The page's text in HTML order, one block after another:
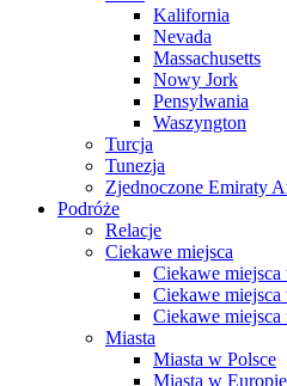
Kalifornia
Nevada
Massachusetts
Nowy Jork
Pensylwania
Waszyngton
Turcja
Tunezja
Zjednoczone Emiraty
Podróże
Relacje
Ciekawe miejsca
Ciekawe miejsca
Ciekawe
Ciekawe miejsca
Miasta
Miasta w Polsce
Miasta w Europie